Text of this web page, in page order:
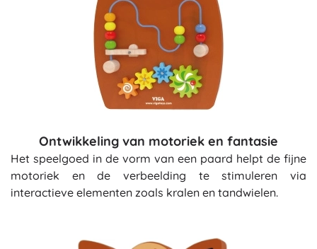
Ontwikkeling van motoriek en fantasie
Het speelgoed in de vorm van een paard helpt de fijne
motoriek en de verbeelding te stimuleren via
interactieve elementen zoals kralen en tandwielen.